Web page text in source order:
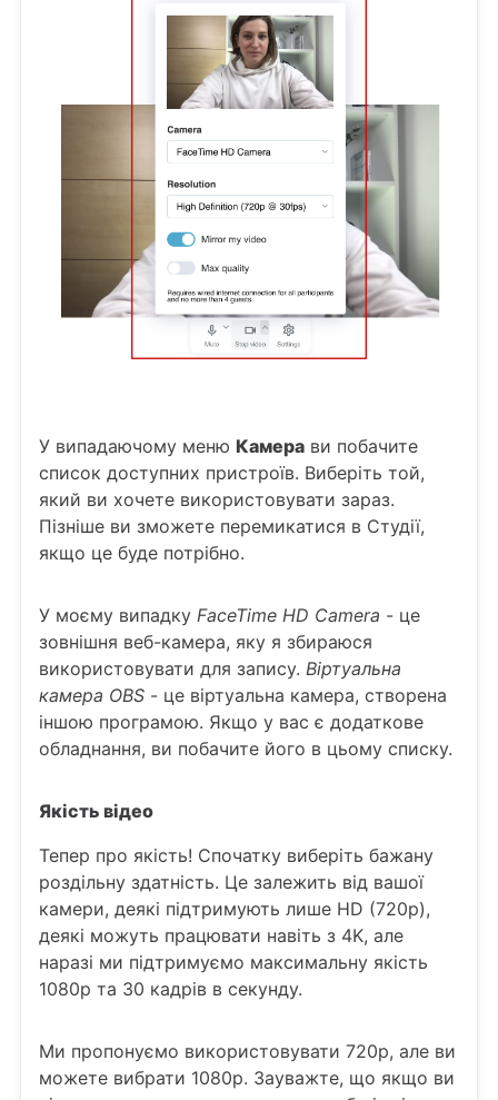
У випадаючому меню Камера ви побачите
список доступних пристроїв. Виберіть той,
який ви хочете використовувати зараз.
Пізніше ви зможете перемикатися в Студії,
якщо це буде потрібно.
У моєму випадку FaceTime HD Camera - це
зовнішня веб-камера, яку я збираюся
використовувати для запису. Віртуальна
камера OBS - це віртуальна камера, створена
іншою програмою. Якщо у вас є додаткове
обладнання, ви побачите його в цьому списку.
Якість відео
Тепер про якість! Спочатку виберіть бажану
роздільну здатність. Це залежить від вашої
камери, деякі підтримують лише HD (720p),
деякі можуть працювати навіть з 4K, але
наразі ми підтримуємо максимальну якість
1080p та 30 кадрів в секунду.
Ми пропонуємо використовувати 720p, але ви
можете вибрати 1080p. Зауважте, що якщо ви